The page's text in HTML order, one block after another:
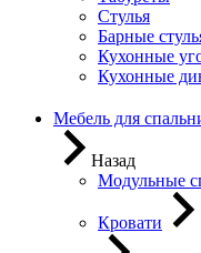
Стулья
Барные
Кухонные
Кухонные
Мебель для
Назад
Модульные
Кровати